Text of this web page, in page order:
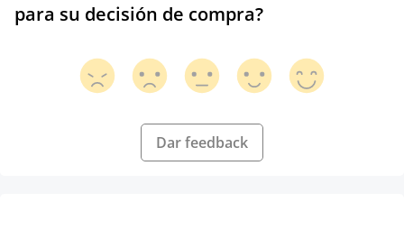
para su decisión de compra?
Dar feedback